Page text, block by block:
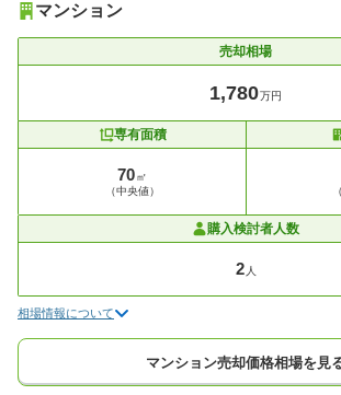
マンション
売却相場
1,780万円
専有面積
70㎡
（中央値）
購入検討者人数
2 人
相場情報について
マンション売却価格相場を見